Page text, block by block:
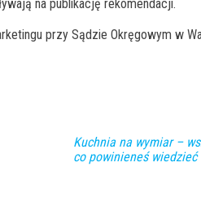
na publikację rekomendacji.
przy Sądzie Okręgowym w
Kuchnia na wymiar –
co powinieneś wiedzieć